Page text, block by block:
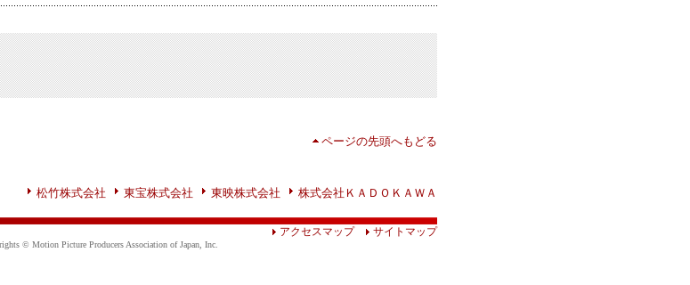
ページの先頭へもどる
松竹株式会社 東宝株式会社 東映株式会社 株式会社ＫＡＤＯＫＡＷＡ
アクセスマップ サイトマップ
© Motion Picture Producers Association of Japan, Inc.